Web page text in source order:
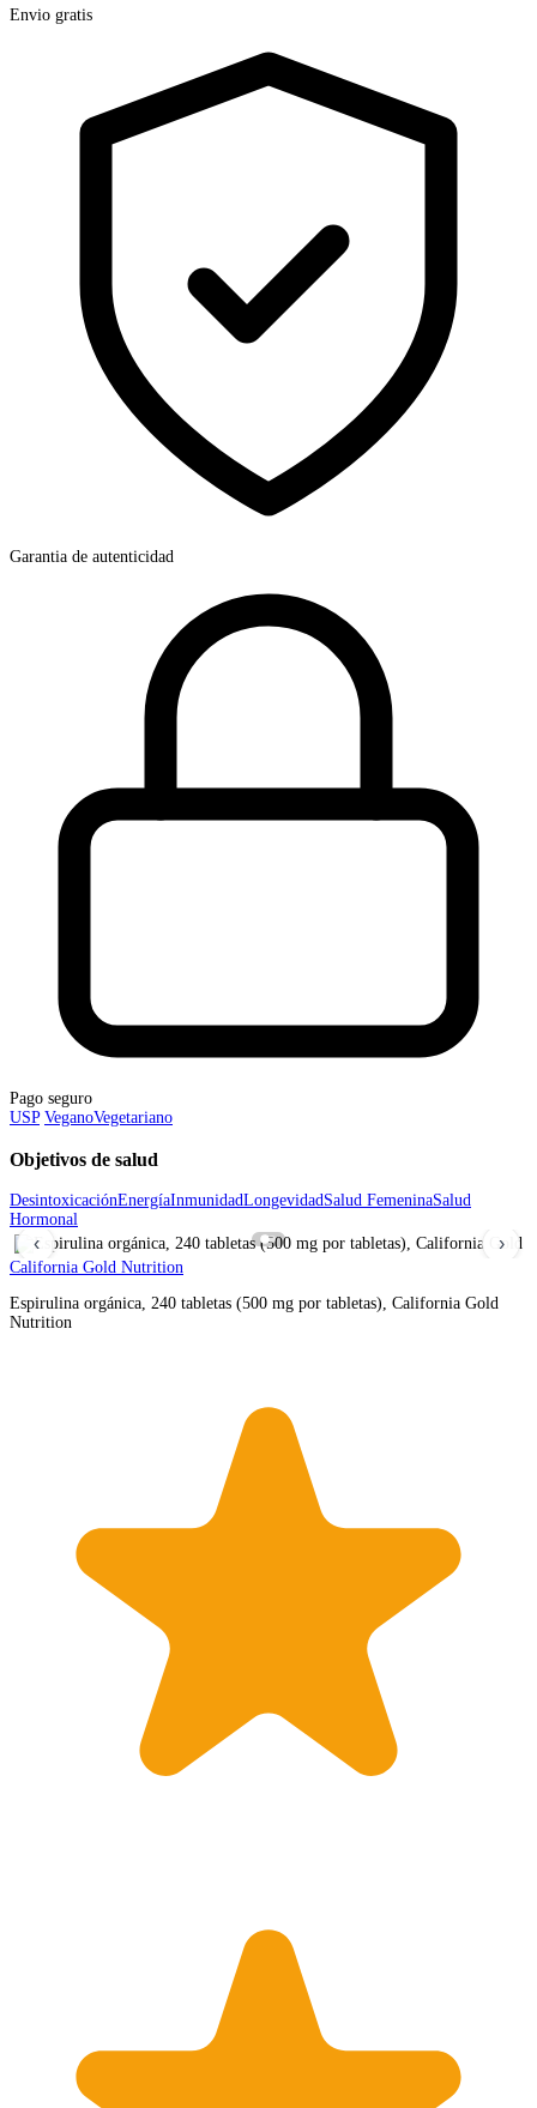
Envio gratis
Garantia de autenticidad
Pago seguro
USP VeganoVegetariano
Objetivos de salud
DesintoxicaciónEnergíaInmunidadLongevidadSalud FemeninaSalud
Hormonal
‹ ›
California Gold Nutrition
Espirulina orgánica, 240 tabletas (500 mg por tabletas), California Gold
Nutrition